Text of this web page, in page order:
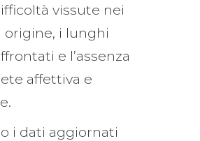
vissute nei
origine, i lunghi
e l’assenza
affettiva e
i dati aggiornati